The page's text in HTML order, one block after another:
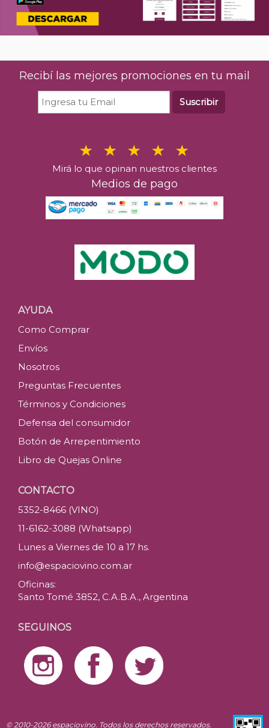
Recibí las mejores promociones en tu mail
Suscribir
Mirá lo que opinan nuestros clientes
Medios de pago
AYUDA
Como Comprar
Envíos
Nosotros
Preguntas Frecuentes
Términos y Condiciones
Defensa del consumidor
Botón de Arrepentimiento
Libro de Quejas Online
CONTACTO
5352-8466 (VINO)
11-6162-3088 (Whatsapp)
Lunes a Viernes de 10 a 17 hs.
info@espaciovino.com.ar
Oficinas:
Santo Tomé 3852, C.A.B.A., Argentina
SEGUINOS
© 2010-2026 espaciovino. Todos los derechos reservados.